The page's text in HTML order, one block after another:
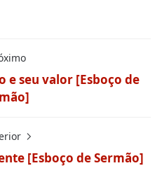
e seu valor [Esboço de
[Esboço de Sermão]